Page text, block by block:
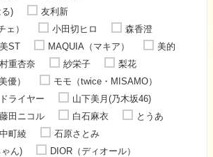
)
友利新
ェ）
小田切ヒロ
森香澄
美ST MAQUIA（マキア）
美的
村重杏奈 紗栄子
梨花
優）
モモ（twice・MISAMO）
ドライヤー
山下美月(乃木坂46)
藤田ニコル 白石麻衣
とうあ
中町綾
石原さとみ
ん)
DIOR（ディオール）